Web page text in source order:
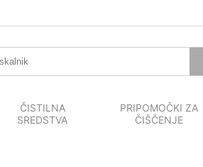
ČISTILNA
SREDSTVA
PRIPOMOČKI ZA
ČIŠČENJE